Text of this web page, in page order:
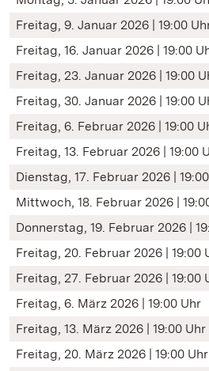
Freitag, 9. Januar 2026 | 19:00
Freitag, 16. Januar 2026 | 19:00
Freitag, 23. Januar 2026 | 19:00
Freitag, 30. Januar 2026 | 19:00
Freitag, 6. Februar 2026 | 19:00
Freitag, 13. Februar 2026 | 19:00
Dienstag, 17. Februar 2026 |
Mittwoch, 18. Februar 2026 |
Donnerstag, 19. Februar 2026 |
Freitag, 20. Februar 2026 | 19:00
Freitag, 27. Februar 2026 | 19:00
Freitag, 6. März 2026 | 19:00 Uhr
Freitag, 13. März 2026 | 19:00 Uhr
Freitag, 20. März 2026 | 19:00 Uhr